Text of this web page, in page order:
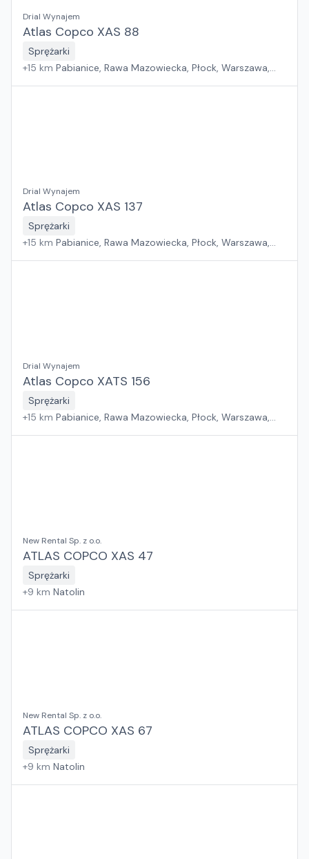
Drial Wynajem
Atlas Copco XAS 88
Sprężarki
+15 km Pabianice, Rawa Mazowiecka, Płock, Warszawa,
Drial Wynajem
Atlas Copco XAS 137
Sprężarki
+15 km Pabianice, Rawa Mazowiecka, Płock, Warszawa,
Drial Wynajem
Atlas Copco XATS 156
Sprężarki
+15 km Pabianice, Rawa Mazowiecka, Płock, Warszawa,
New Rental Sp. z o.o.
ATLAS COPCO XAS 47
Sprężarki
+9 km Natolin
New Rental Sp. z o.o.
ATLAS COPCO XAS 67
Sprężarki
+9 km Natolin